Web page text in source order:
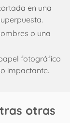
en una
o una
fotográfico
impactante.
otras